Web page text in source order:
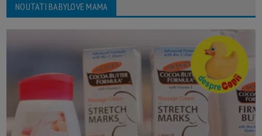
NOUTATI BABYLOVE MAMA